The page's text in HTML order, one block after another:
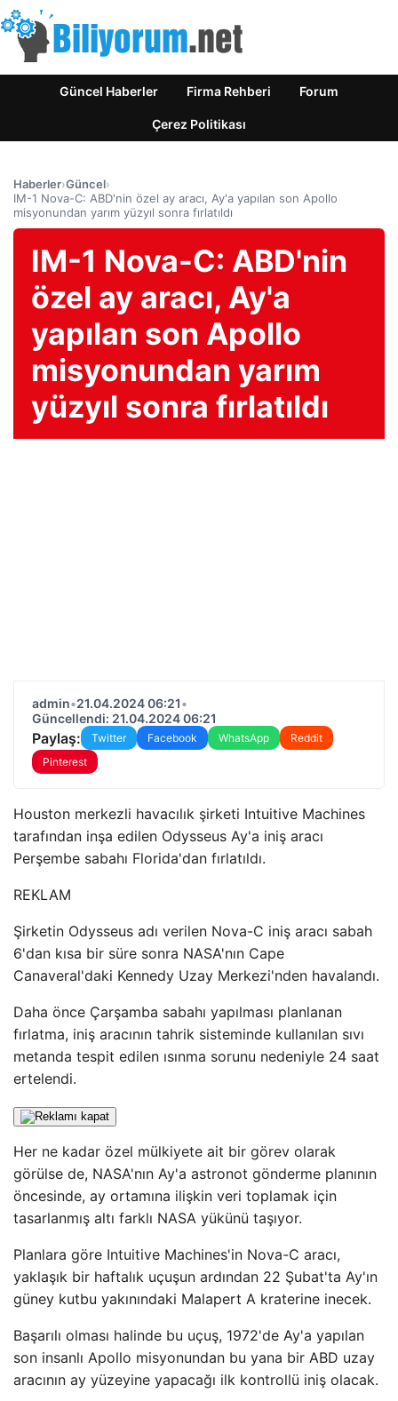
Güncel Haberler Firma Rehberi Forum
Çerez Politikası
Haberler›Güncel›
IM-1 Nova-C: ABD'nin özel ay aracı, Ay'a yapılan son Apollo
misyonundan yarım yüzyıl sonra fırlatıldı
IM-1 Nova-C: ABD'nin
özel ay aracı, Ay'a
yapılan son Apollo
misyonundan yarım
yüzyıl sonra fırlatıldı
admin•21.04.2024 06:21•
Güncellendi: 21.04.2024 06:21
Paylaş: Twitter Facebook WhatsApp
Reddit
Pinterest
Houston merkezli havacılık şirketi Intuitive Machines
tarafından inşa edilen Odysseus Ay'a iniş aracı
Perşembe sabahı Florida'dan fırlatıldı.
REKLAM
Şirketin Odysseus adı verilen Nova-C iniş aracı sabah
6'dan kısa bir süre sonra NASA'nın Cape
Canaveral'daki Kennedy Uzay Merkezi'nden havalandı.
Daha önce Çarşamba sabahı yapılması planlanan
fırlatma, iniş aracının tahrik sisteminde kullanılan sıvı
metanda tespit edilen ısınma sorunu nedeniyle 24 saat
ertelendi.
Her ne kadar özel mülkiyete ait bir görev olarak
görülse de, NASA'nın Ay'a astronot gönderme planının
öncesinde, ay ortamına ilişkin veri toplamak için
tasarlanmış altı farklı NASA yükünü taşıyor.
Planlara göre Intuitive Machines'in Nova-C aracı,
yaklaşık bir haftalık uçuşun ardından 22 Şubat'ta Ay'ın
güney kutbu yakınındaki Malapert A kraterine inecek.
Başarılı olması halinde bu uçuş, 1972'de Ay'a yapılan
son insanlı Apollo misyonundan bu yana bir ABD uzay
aracının ay yüzeyine yapacağı ilk kontrollü iniş olacak.